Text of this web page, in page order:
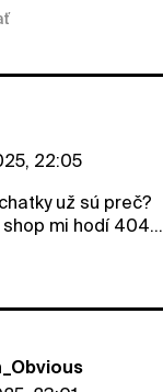
22:05
už sú preč?
mi hodí 404...